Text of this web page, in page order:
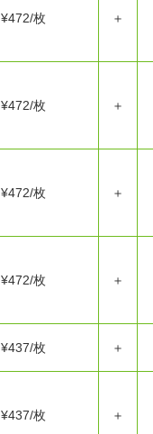
¥472/枚 ＋
¥472/枚 ＋
¥472/枚 ＋
¥472/枚 ＋
¥437/枚 ＋
¥437/枚 ＋